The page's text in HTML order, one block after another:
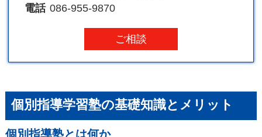
電話 086-955-9870
ご相談
個別指導学習塾の基礎知識とメリット
個別指導塾とは何か